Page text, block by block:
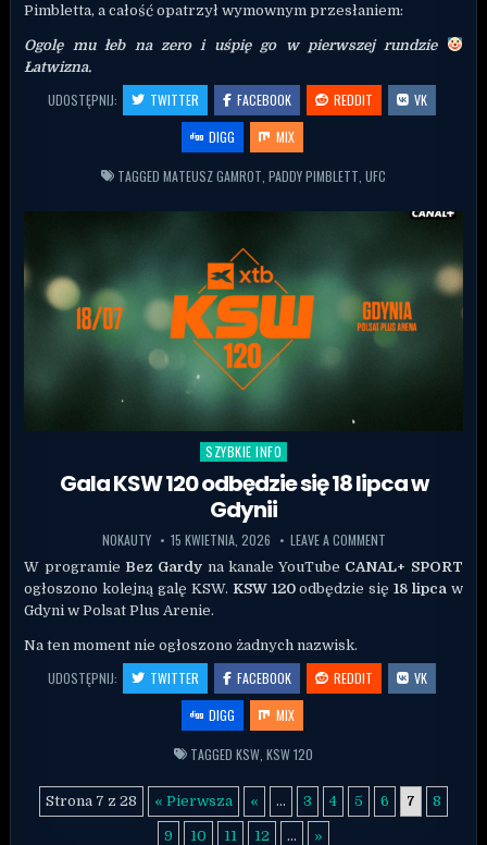
Pimbletta, a całość opatrzył wymownym przesłaniem:
Ogolę mu łeb na zero i uśpię go w pierwszej rundzie
Łatwizna.
UDOSTĘPNIJ: TWITTER FACEBOOK REDDIT
VK
DIGG
MIX
TAGGED MATEUSZ GAMROT PADDY PIMBLETT UFC
Posted in
SZYBKIE INFO
Gala KSW 120 odbędzie się 18 lipca w
Gdynii
NOKAUTY 15 KWIETNIA, 2026 LEAVE A COMMENT
W programie Bez Gardy na kanale YouTube CANAL+ SPORT
ogłoszono kolejną galę KSW. KSW 120odbędzie się 18 lipca w
Gdyni w Polsat Plus Arenie.
Na ten moment nie ogłoszono żadnych nazwisk.
UDOSTĘPNIJ: TWITTER FACEBOOK REDDIT
VK
DIGG
MIX
TAGGED KSW KSW 120
Strona 7 z 28 « Pierwsza « ... 3 4 5 6 7 8
9 10 11 12 ... »